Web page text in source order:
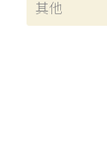
其他